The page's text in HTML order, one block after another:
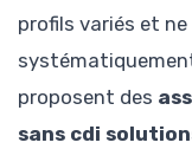
profils variés et
proposent des
sans cdi